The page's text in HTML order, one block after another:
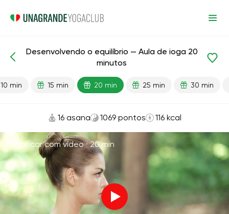
Equilíbrio
Desenvolvendo o equilíbrio — Aula de ioga 20
minutos
10 min 15 min 20 min 25 min 30 min
16 asana 1069 pontos 116 kcal
Praticar com vídeo ·20 min